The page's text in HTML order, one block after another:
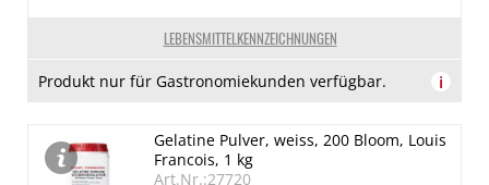
LEBENSMITTELKENNZEICHNUNGEN
Produkt nur für Gastronomiekunden verfügbar. i
Gelatine Pulver, weiss, 200 Bloom, Louis
Francois, 1 kg
Art.Nr.:27720